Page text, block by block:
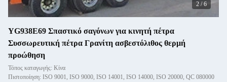
2 /6
YG938E69 Σπαστικό σαγόνων για κινητή πέτρα
Συσσωρευτική πέτρα Γρανίτη ασβεστόλιθος θερμή
προώθηση
Τόπος καταγωγής: Κίνα
Πιστοποίηση: ISO 9001, ISO 9000, ISO 14001, ISO 14000, ISO 20000, QC 080000